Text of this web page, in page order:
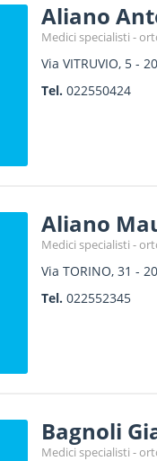
Aliano
Medici specialisti -
Via VITRUVIO, 5-
Tel. 022550424
Aliano
Medici specialisti -
Via TORINO, 31 -
Tel. 022552345
Bagnoli
Medici specialisti -